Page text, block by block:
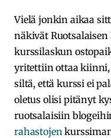
Vielä jonkin aikaa
näkivät
kurssilaskun
yritettiin ottaa
siltä, että kurssi ei
oletus olisi pitänyt
ruotsalaisiin
rahastojen